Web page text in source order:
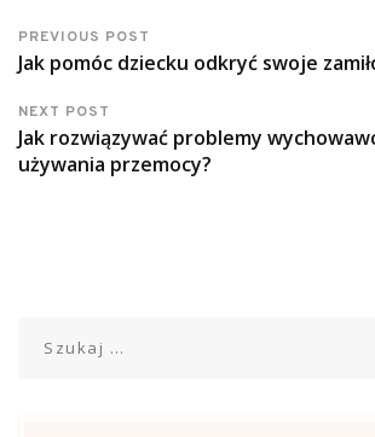
PREVIOUS POST
Jak pomóc dziecku odkryć swoje
NEXT POST
Jak rozwiązywać problemy
używania przemocy?